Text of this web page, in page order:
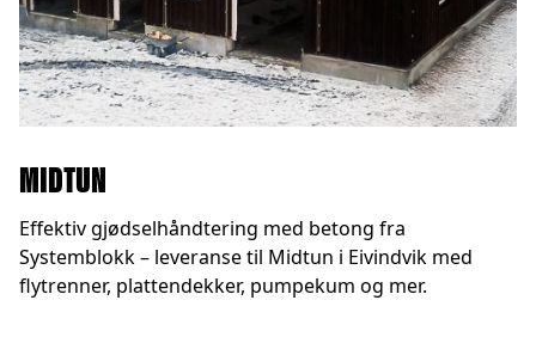
MIDTUN
Effektiv gjødselhåndtering med betong fra
Systemblokk – leveranse til Midtun i Eivindvik med
flytrenner, plattendekker, pumpekum og mer.